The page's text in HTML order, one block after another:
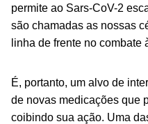
permite ao Sars-CoV-2
são chamadas as nossas
linha de frente no
É, portanto, um alvo de
de novas medicações que
coibindo sua ação. Uma